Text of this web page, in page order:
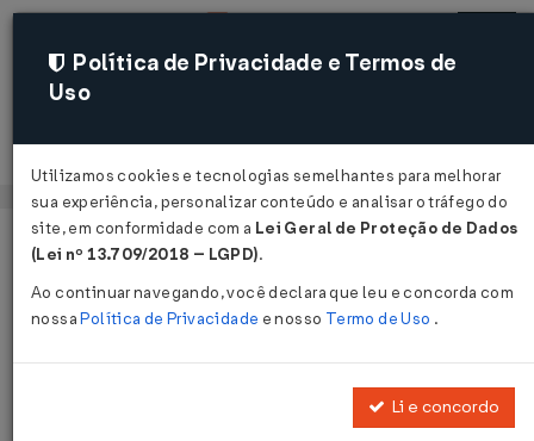
Acessar
Página Inicial
Legislações
Decreto Nº 55631 DE 09/12/2020
Política de Privacidade e Termos de
Uso
Utilizamos cookies e tecnologias semelhantes para melhorar
sua experiência, personalizar conteúdo e analisar o tráfego do
site, em conformidade com a Lei Geral de Proteção de Dados
(Lei nº 13.709/2018 – LGPD).
Ao continuar navegando, você declara que leu e concorda com
nossaPolítica de Privacidade e nosso Termo de Uso .
Li e concordo